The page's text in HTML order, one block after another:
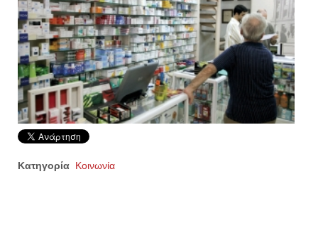
Κατηγορία Κοινωνία